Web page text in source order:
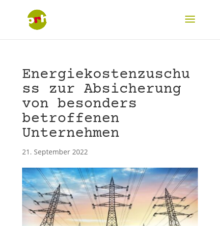
Energiekostenzuschu
ss zur Absicherung
von besonders
betroffenen
Unternehmen
21. September 2022